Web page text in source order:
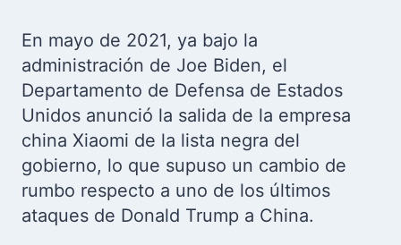
En mayo de 2021, ya bajo la
administración de Joe Biden, el
Departamento de Defensa de Estados
Unidos anunció la salida de la empresa
china Xiaomi de la lista negra del
gobierno, lo que supuso un cambio de
rumbo respecto a uno de los últimos
ataques de Donald Trump a China.